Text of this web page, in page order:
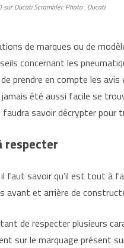
Ducati Scrambler. Photo : Ducati.
de marques ou de
concernant les
prendre en compte les
jamais été aussi facile se
faudra savoir décrypter pour
respecter
faut savoir qu’il est tout à
avant et arrière de
de respecter plusieurs
sur le marquage présent